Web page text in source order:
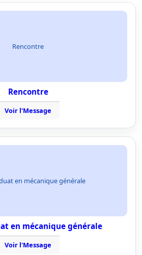
Rencontre
Rencontre
Voir l'Message
en mécanique générale
en mécanique générale
Voir l'Message